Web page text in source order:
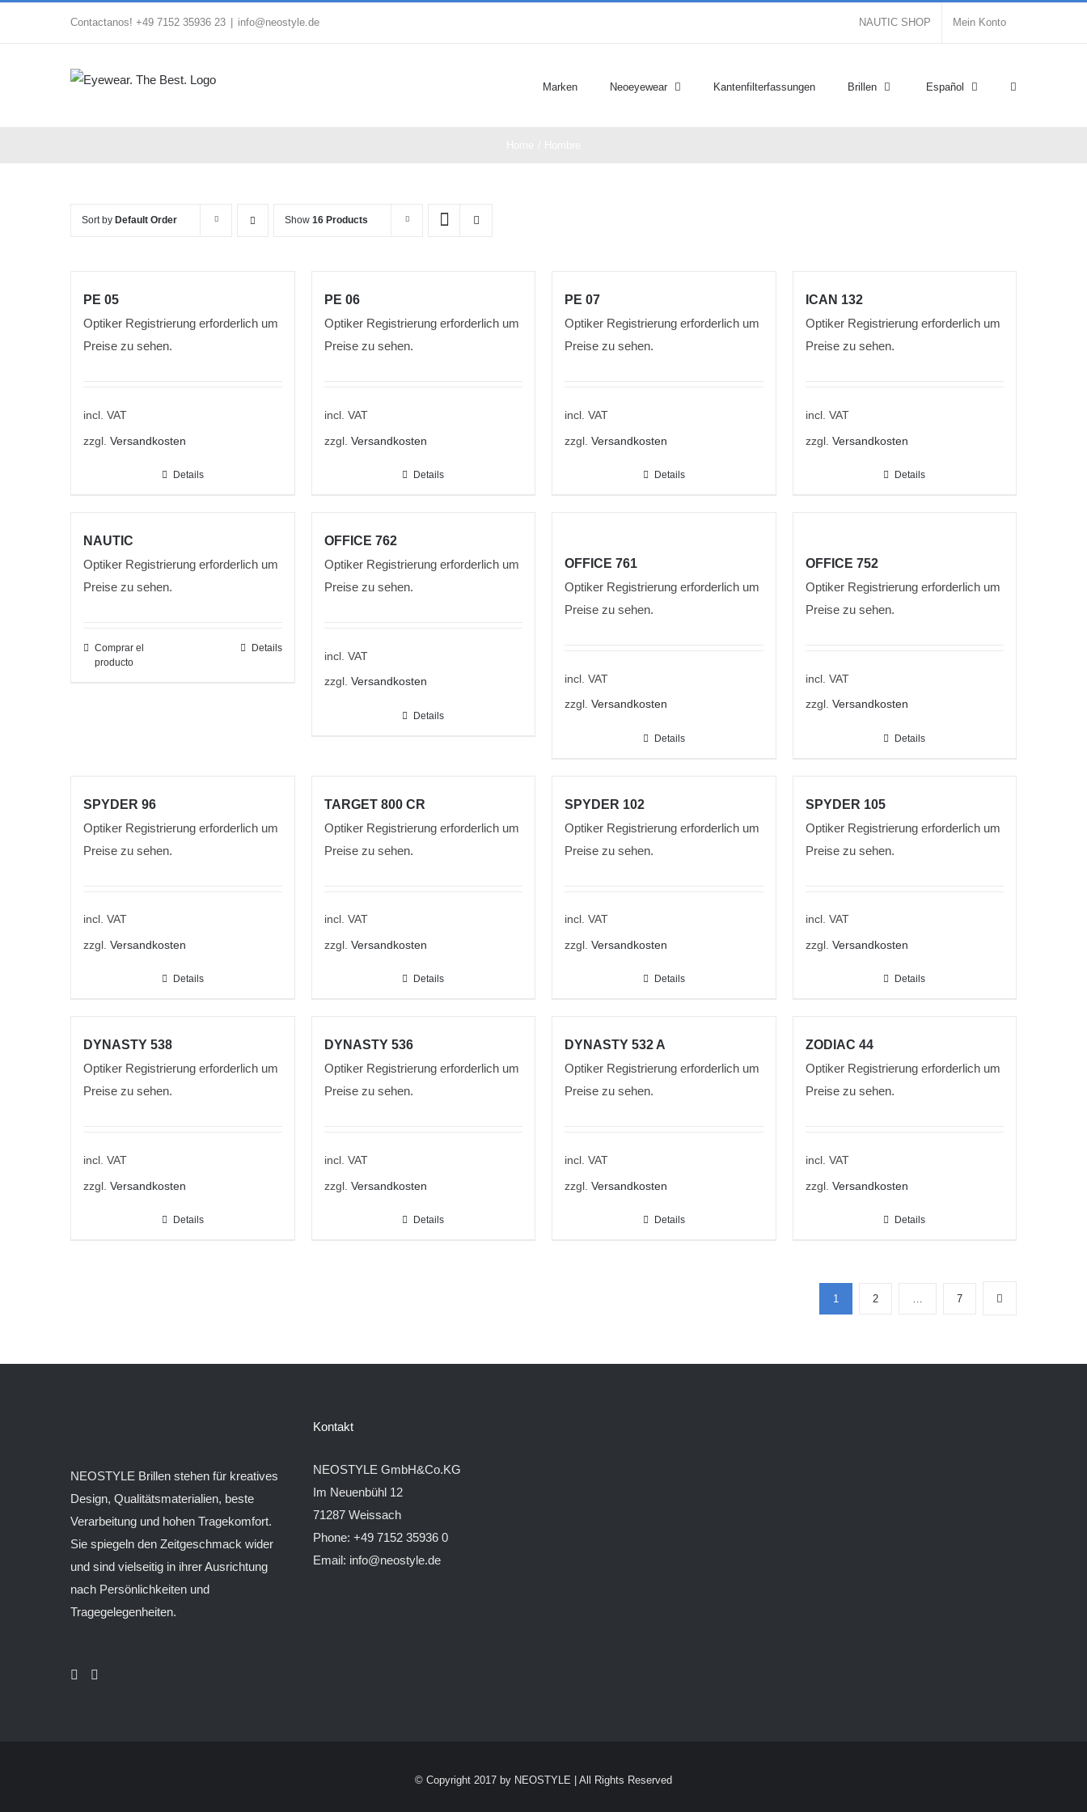
Contactanos! +49 7152 35936 23 info@neostyle.de NAUTIC SHOP Mein Konto
Marken Neoeyewear Kantenfilterfassungen Brillen Español
Sort by Default Order Show 16 Products
PE 05
Optiker Registrierung erforderlich um
Preise zu sehen.
incl. VAT
zzgl. Versandkosten
Details
PE 06
Optiker Registrierung erforderlich um
Preise zu sehen.
incl. VAT
zzgl. Versandkosten
Details
PE 07
Optiker Registrierung erforderlich um
Preise zu sehen.
incl. VAT
zzgl. Versandkosten
Details
ICAN 132
Optiker Registrierung erforderlich um
Preise zu sehen.
incl. VAT
zzgl. Versandkosten
Details
NAUTIC
Optiker Registrierung erforderlich um
Preise zu sehen.
Comprar el
producto
Details
OFFICE 762
Optiker Registrierung erforderlich um
Preise zu sehen.
incl. VAT
zzgl. Versandkosten
Details
OFFICE 761
Optiker Registrierung erforderlich um
Preise zu sehen.
incl. VAT
zzgl. Versandkosten
Details
OFFICE 752
Optiker Registrierung erforderlich um
Preise zu sehen.
incl. VAT
zzgl. Versandkosten
Details
SPYDER 96
Optiker Registrierung erforderlich um
Preise zu sehen.
incl. VAT
zzgl. Versandkosten
Details
TARGET 800 CR
Optiker Registrierung erforderlich um
Preise zu sehen.
incl. VAT
zzgl. Versandkosten
Details
SPYDER 102
Optiker Registrierung erforderlich um
Preise zu sehen.
incl. VAT
zzgl. Versandkosten
Details
SPYDER 105
Optiker Registrierung erforderlich um
Preise zu sehen.
incl. VAT
zzgl. Versandkosten
Details
DYNASTY 538
Optiker Registrierung erforderlich um
Preise zu sehen.
incl. VAT
zzgl. Versandkosten
Details
DYNASTY 536
Optiker Registrierung erforderlich um
Preise zu sehen.
incl. VAT
zzgl. Versandkosten
Details
DYNASTY 532 A
Optiker Registrierung erforderlich um
Preise zu sehen.
incl. VAT
zzgl. Versandkosten
Details
ZODIAC 44
Optiker Registrierung erforderlich um
Preise zu sehen.
incl. VAT
zzgl. Versandkosten
Details
1 2 7
NEOSTYLE Brillen stehen für kreatives
Design, Qualitätsmaterialien, beste
Verarbeitung und hohen Tragekomfort.
Sie spiegeln den Zeitgeschmack wider
und sind vielseitig in ihrer Ausrichtung
nach Persönlichkeiten und
Tragegelegenheiten.
Kontakt
NEOSTYLE GmbH&Co.KG
Im Neuenbühl 12
71287 Weissach
Phone: +49 7152 35936 0
Email: info@neostyle.de
© Copyright 2017 by NEOSTYLE | All Rights Reserved